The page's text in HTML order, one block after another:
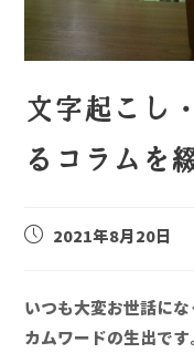
文字起こし
るコラムを
2021年8月20日
いつも大変お世話にな
カムワードの生出です